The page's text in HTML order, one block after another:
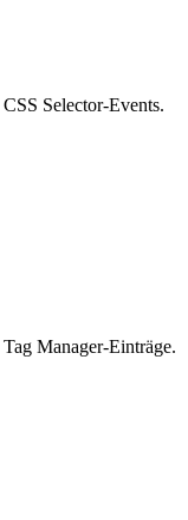
Selector-Events.
Manager-Einträge.